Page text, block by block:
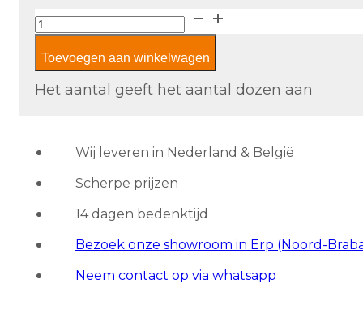
The
Mosaic
Factory
Amsterdam
aantal
Toevoegen aan winkelwagen
Het aantal geeft het aantal dozen aan
Wij leveren in Nederland & België
Scherpe prijzen
14 dagen bedenktijd
Bezoek onze showroom in Erp (Noord-
Neem contact op via whatsapp